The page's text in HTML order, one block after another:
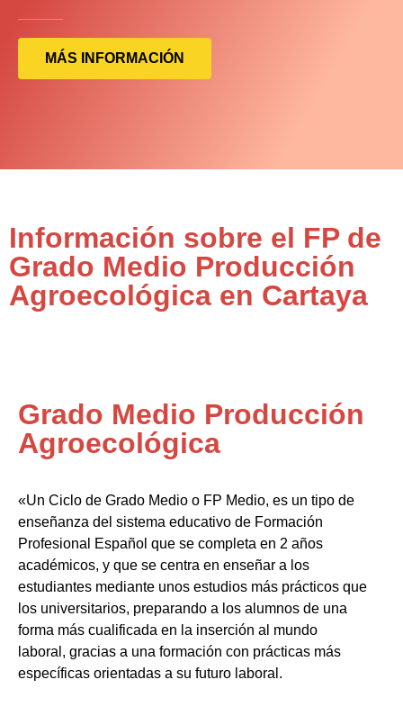
MÁS INFORMACIÓN
Información sobre el FP de
Grado Medio Producción
Agroecológica en Cartaya
Grado Medio Producción
Agroecológica
«Un Ciclo de Grado Medio o FP Medio, es un tipo de
enseñanza del sistema educativo de Formación
Profesional Español que se completa en 2 años
académicos, y que se centra en enseñar a los
estudiantes mediante unos estudios más prácticos que
los universitarios, preparando a los alumnos de una
forma más cualificada en la inserción al mundo
laboral, gracias a una formación con prácticas más
específicas orientadas a su futuro laboral.